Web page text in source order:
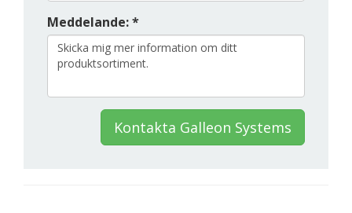
Meddelande: *
Kontakta Galleon Systems